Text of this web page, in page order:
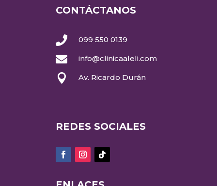
CONTÁCTANOS
 099 550 0139
 info@clinicaaleli.com
 Av. Ricardo Durán
REDES SOCIALES